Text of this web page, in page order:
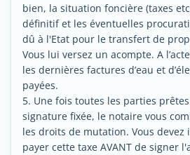
bien, la situation foncière (taxes
définitif et les éventuelles
dû à l'Etat pour le transfert de
Vous lui versez un acompte. A
les dernières factures d’eau et
payées.
5. Une fois toutes les parties
signature fixée, le notaire vous
les droits de mutation. Vous
payer cette taxe AVANT de signer